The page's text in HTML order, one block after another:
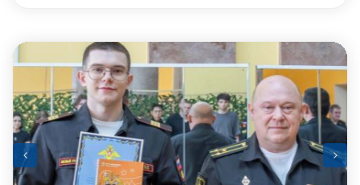
переоснащаются новейшими видами
вооружения и техники, формируется
современная мобильная и боеспособная
армия, которой требуются высококлассные
специалисты.
В 2025 […]